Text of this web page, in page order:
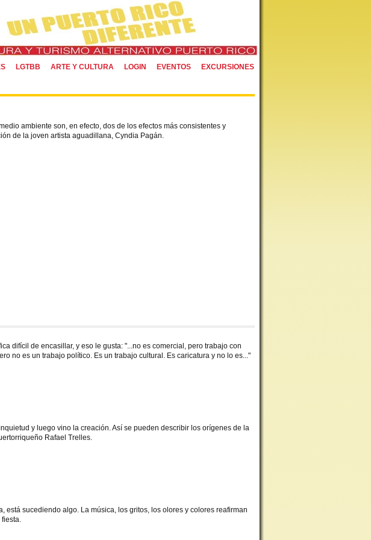
LGTBB ARTE Y CULTURA LOGIN EVENTOS EXCURSIONES
ambiente son, en efecto, dos de los efectos más consistentes y
de la joven artista aguadillana, Cyndia Pagán.
difícil de encasillar, y eso le gusta: "...no es comercial, pero trabajo con
no es un trabajo político. Es un trabajo cultural. Es caricatura y no lo es..."
y luego vino la creación. Así se pueden describir los orígenes de la
Rafael Trelles.
está sucediendo algo. La música, los gritos, los olores y colores reafirman
fiesta.